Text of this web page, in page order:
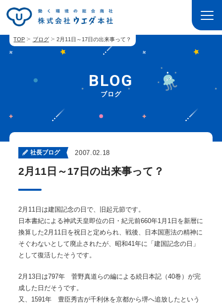
TOP ブログ 2月11日～17日の出来事って？
BLOG
ブログ
社長ブログ 2007.02.18
2月11日～17日の出来事って？
2月11日は建国記念の日で、旧起元節です。
日本書紀による神武天皇即位の日・紀元前660年1月1日を新暦に
換算した2月11日を祝日と定められ、戦後、日本国憲法の精神に
そぐわないとして廃止されたが、昭和41年に「建国記念の日」
として復活したそうです。
2月13日は797年 菅野真道らの編による続日本記（40巻）が完
成した日だそうです。
又、1591年 豊臣秀吉が千利休を京都から堺へ追放したという